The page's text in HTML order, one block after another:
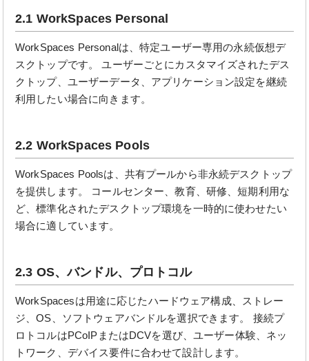
2.1 WorkSpaces Personal
WorkSpaces Personalは、特定ユーザー専用の永続仮想デ
スクトップです。 ユーザーごとにカスタマイズされたデス
クトップ、ユーザーデータ、アプリケーション設定を継続
利用したい場合に向きます。
2.2 WorkSpaces Pools
WorkSpaces Poolsは、共有プールから非永続デスクトップ
を提供します。 コールセンター、教育、研修、短期利用な
ど、標準化されたデスクトップ環境を一時的に使わせたい
場合に適しています。
2.3 OS、バンドル、プロトコル
WorkSpacesは用途に応じたハードウェア構成、ストレー
ジ、OS、ソフトウェアバンドルを選択できます。 接続プ
ロトコルはPCoIPまたはDCVを選び、ユーザー体験、ネッ
トワーク、デバイス要件に合わせて設計します。